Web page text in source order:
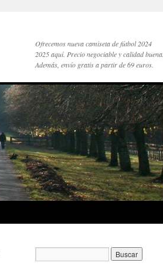
Ofrecemos nueva camiseta de fútbol 2024
2025 aquí. Precio negociable y calidad buena.
Además, envío gratis a partir de 69 euros.